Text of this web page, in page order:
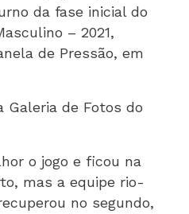
da fase inicial do
– 2021,
de Pressão, em
Galeria de Fotos do
o jogo e ficou na
mas a equipe rio-
no segundo,